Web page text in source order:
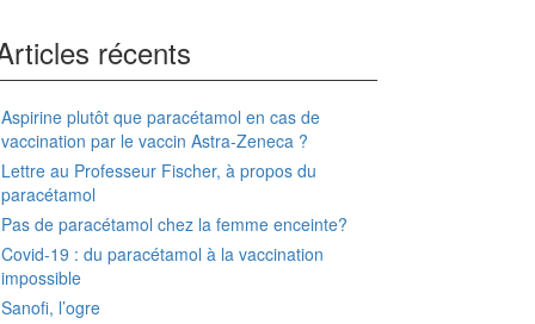
récents
Aspirine plutôt que paracétamol en cas de
vaccination par le vaccin Astra-Zeneca ?
Lettre au Professeur Fischer, à propos du
paracétamol
Pas de paracétamol chez la femme enceinte?
Covid-19 : du paracétamol à la vaccination
impossible
Sanofi, l’ogre